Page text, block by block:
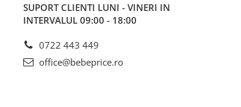
SUPORT CLIENTI LUNI - VINERI IN
INTERVALUL 09:00 - 18:00
0722 443 449
office@bebeprice.ro